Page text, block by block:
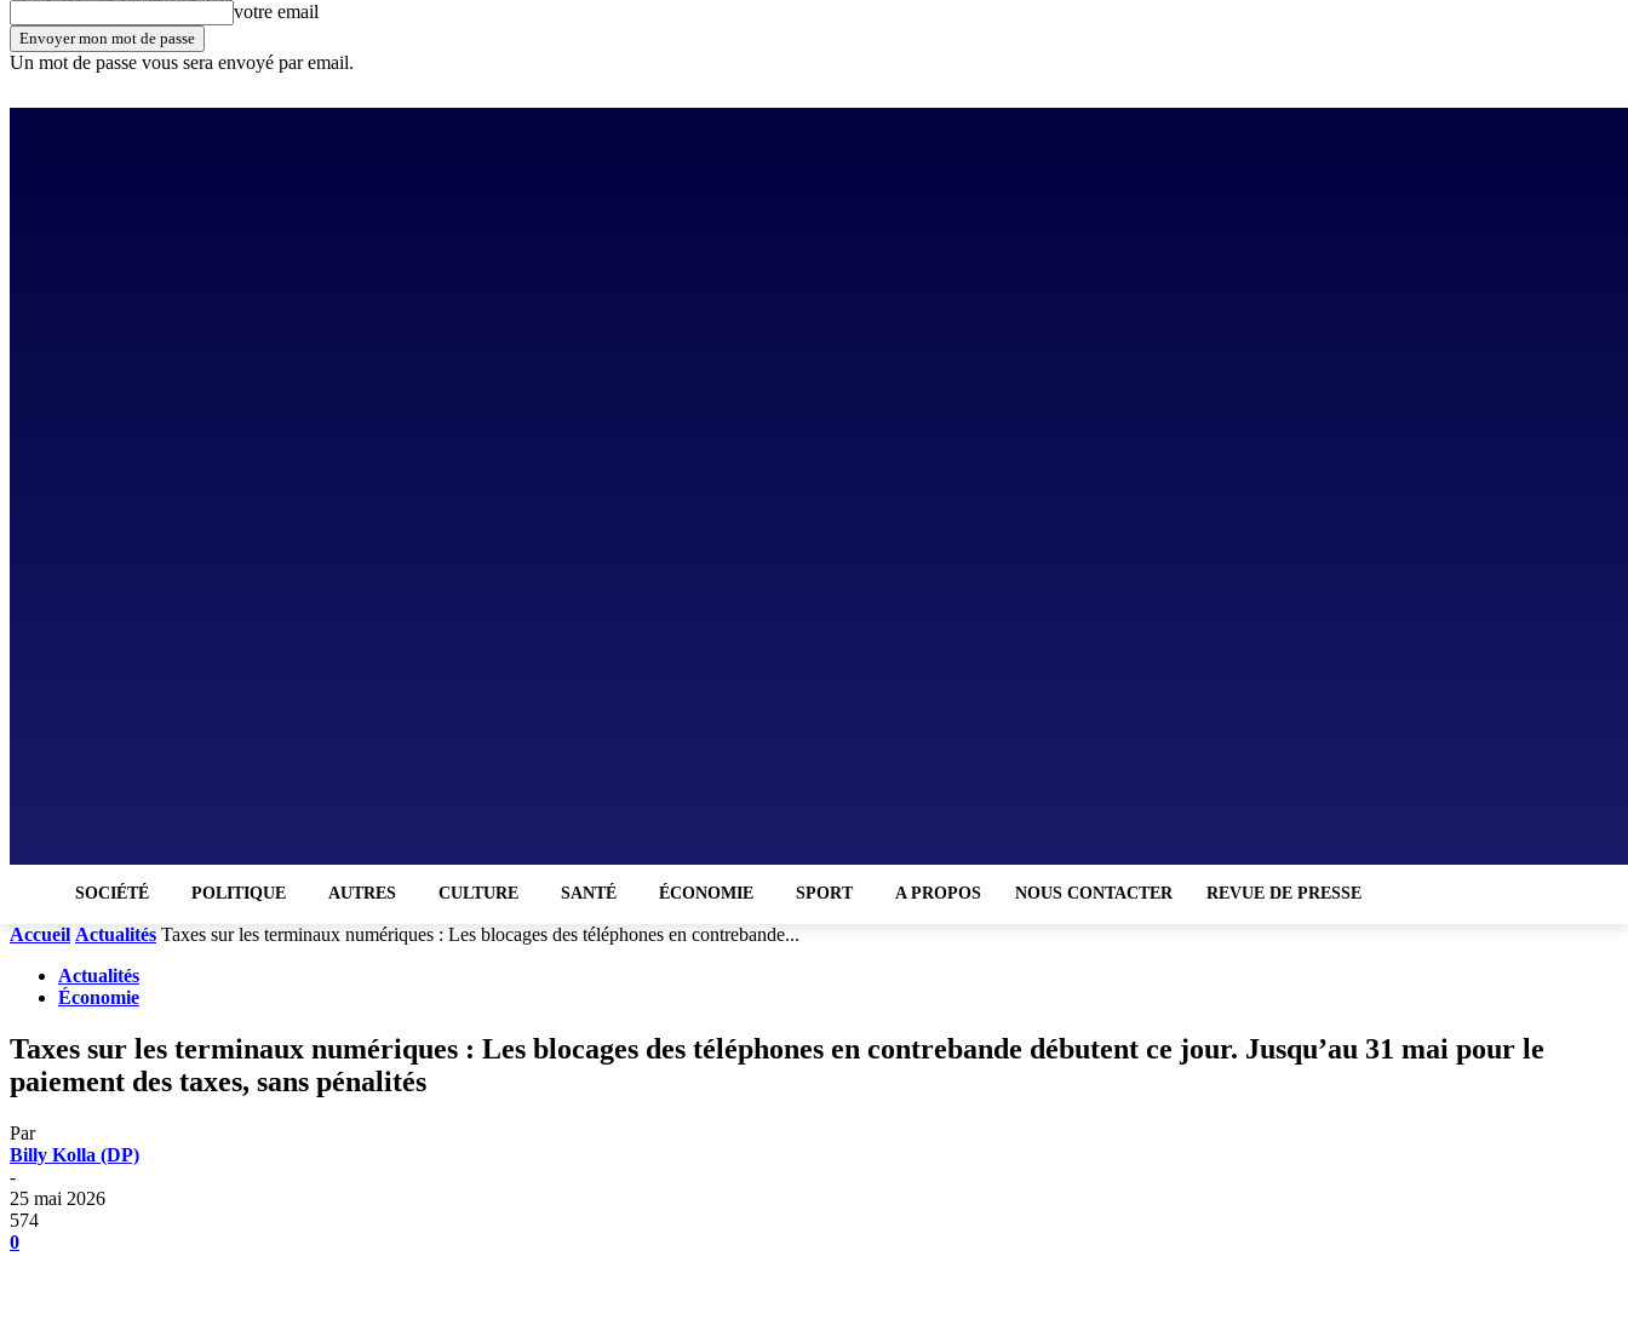
votre email
Un mot de passe vous sera envoyé par email.
SOCIÉTÉ POLITIQUE AUTRES CULTURE SANTÉ ÉCONOMIE SPORT A PROPOS NOUS CONTACTER REVUE DE PRESSE
Accueil Actualités Taxes sur les terminaux numériques : Les blocages des téléphones en contrebande...
Actualités
Économie
Taxes sur les terminaux numériques : Les blocages des téléphones en contrebande débutent ce jour. Jusqu’au 31 mai pour le
paiement des taxes, sans pénalités
Par
Billy Kolla (DP)
-
25 mai 2026
574
0